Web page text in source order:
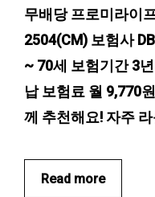
무배당 프로미라이
2504(CM) 보험사
~ 70세 보험기간 3
납 보험료 월 9,770
께 추천해요! 자주
Read more